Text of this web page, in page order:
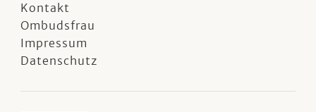
Kontakt
Ombudsfrau
Impressum
Datenschutz